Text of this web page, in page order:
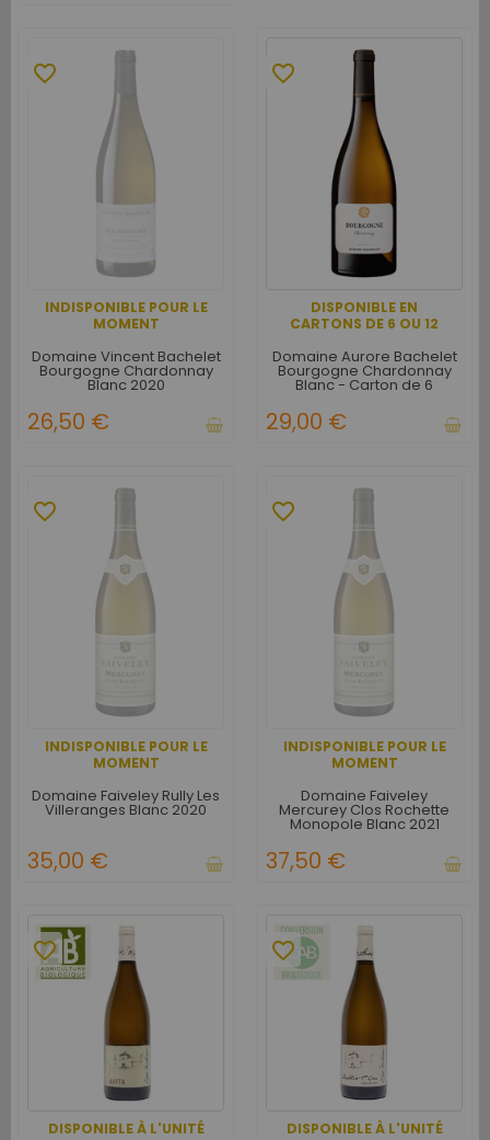
INDISPONIBLE POUR LE
MOMENT
favorite_border
Domaine Vincent Bachelet
Bourgogne Chardonnay
Blanc 2020
26,50 €
DISPONIBLE EN
CARTONS DE 6 OU 12
favorite_border
Domaine Aurore Bachelet
Bourgogne Chardonnay
Blanc - Carton de 6
29,00 €
INDISPONIBLE POUR LE
MOMENT
favorite_border
Domaine Faiveley Rully Les
Villeranges Blanc 2020
35,00 €
INDISPONIBLE POUR LE
MOMENT
favorite_border
Domaine Faiveley
Mercurey Clos Rochette
Monopole Blanc 2021
37,50 €
DISPONIBLE À L'UNITÉ
favorite_border
DISPONIBLE À L'UNITÉ
favorite_border